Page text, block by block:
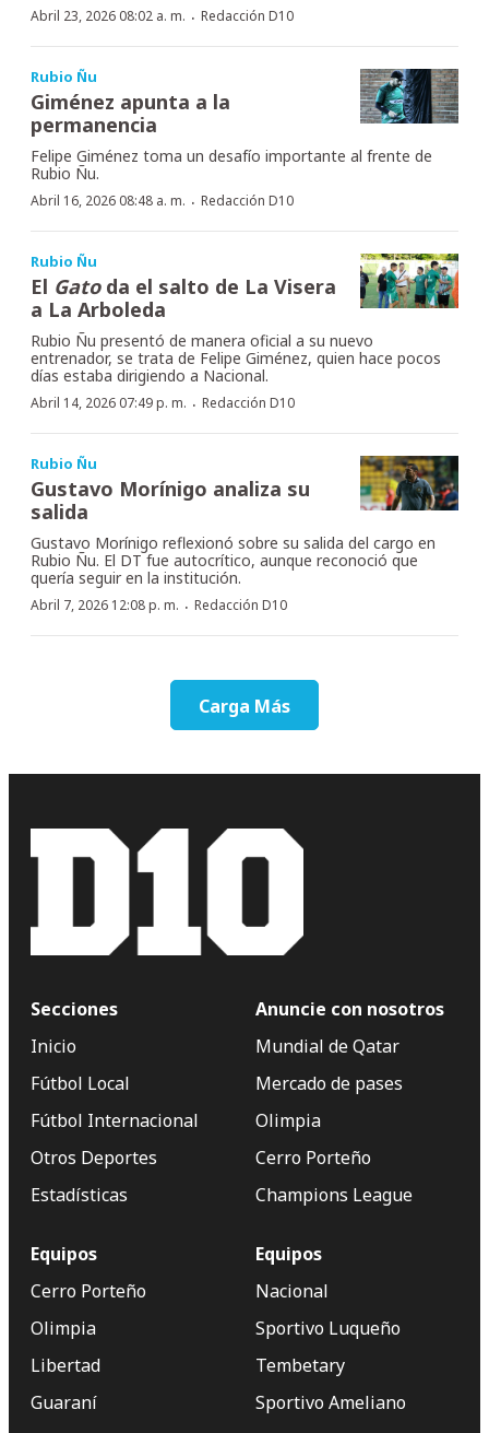
Abril 23, 2026 08:02 a. m. · Redacción D10
Rubio Ñu
Giménez apunta a la
permanencia
Felipe Giménez toma un desafío importante al frente de
Rubio Ñu.
Abril 16, 2026 08:48 a. m. · Redacción D10
Rubio Ñu
El Gatoda el salto de La Visera
a La Arboleda
Rubio Ñu presentó de manera oficial a su nuevo
entrenador, se trata de Felipe Giménez, quien hace pocos
días estaba dirigiendo a Nacional.
Abril 14, 2026 07:49 p. m. · Redacción D10
Rubio Ñu
Gustavo Morínigo analiza su
salida
Gustavo Morínigo reflexionó sobre su salida del cargo en
Rubio Ñu. El DT fue autocrítico, aunque reconoció que
quería seguir en la institución.
Abril 7, 2026 12:08 p. m. · Redacción D10
Carga Más
Secciones
Inicio
Fútbol Local
Fútbol Internacional
Otros Deportes
Estadísticas
Anuncie con nosotros
Mundial de Qatar
Mercado de pases
Olimpia
Cerro Porteño
Champions League
Equipos
Cerro Porteño
Olimpia
Libertad
Guaraní
Equipos
Nacional
Sportivo Luqueño
Tembetary
Sportivo Ameliano